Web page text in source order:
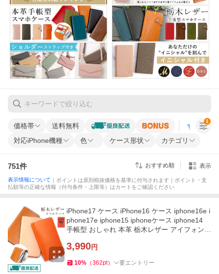
価格帯 送料無料 すべての条
対応iPhone機種 色 ケース形状 カテゴリ
1
751件 おすすめ順 表示
表示情報について ｜ポイントは原則税抜価格を基準に付与されます｜ポイント・支
払額等の正確な情報（付与条件・上限等）はカートをご確認ください
iPhone17 ケース iPhone16 ケース iphone16e i
phone17e iphone15 iphoneケース iphone14
手帳型 おしゃれ 本革 栃木レザー アイフォン1
3,990円
10% （362pt） 要エントリー